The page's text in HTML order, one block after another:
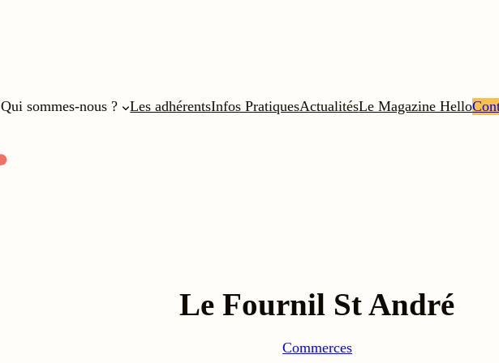
Qui sommes-nous ? Les adhérentsInfos PratiquesActualitésLe Magazine Hello
Le Fournil St André
Commerces